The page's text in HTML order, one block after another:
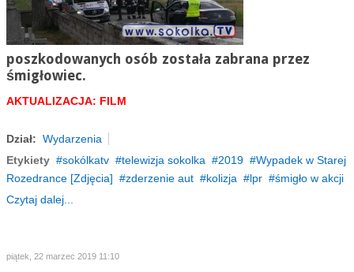
poszkodowanych osób została zabrana przez
śmigłowiec.
AKTUALIZACJA: FILM
Dział: Wydarzenia
Etykiety
sokólkatv telewizja sokolka 2019
Wypadek w Starej
Rozedrance [Zdjęcia]
zderzenie aut kolizja lpr
śmigło w akcji
Czytaj dalej...
piątek, 22 marzec 2019 11:10